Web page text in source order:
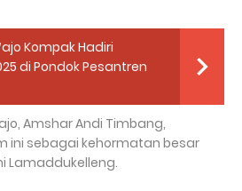
Kompak Hadiri
di Pondok Pesantren
Amshar Andi Timbang,
ini sebagai kehormatan besar
Lamaddukelleng.